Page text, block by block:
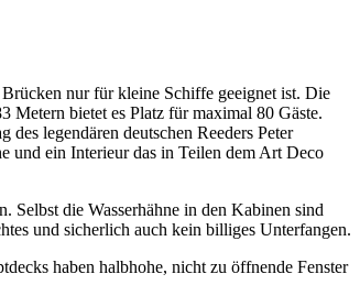
nur für kleine Schiffe geeignet ist. Die
bietet es Platz für maximal 80 Gäste.
legendären deutschen Reeders Peter
und ein Interieur das in Teilen dem Art Deco
die Wasserhähne in den Kabinen sind
und sicherlich auch kein billiges Unterfangen.
haben halbhohe, nicht zu öffnende Fenster